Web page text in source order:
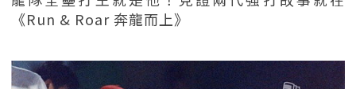
《Run & Roar 奔龍而上》